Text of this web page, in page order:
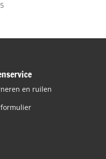
en ruilen